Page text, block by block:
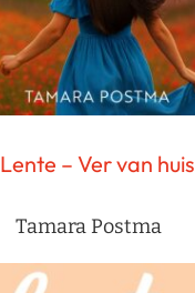
Lente – Ver van huis
Tamara Postma